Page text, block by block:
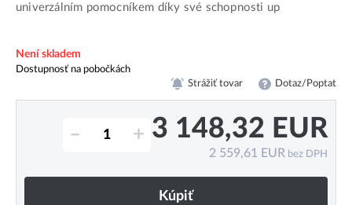
univerzálním pomocníkem díky své schopnosti up
Není skladem
Dostupnosť na pobočkách
Strážiť tovar Dotaz/Poptat
– + 3 148,32 EUR
2 559,61 EUR bez DPH
Kúpiť